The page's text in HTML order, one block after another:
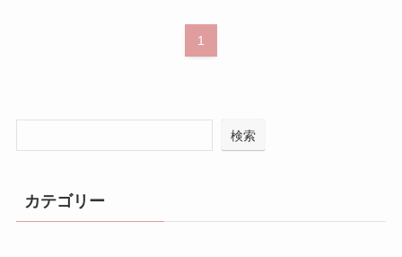
1
検索
カテゴリー